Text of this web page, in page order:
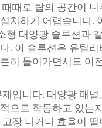
때로 탑의 공간이 너
치하기 어렵습니다.
형 태양광 솔루션과
. 이 솔루션은 유틸
히 들어가면서도 여
입니다. 태양광 패널
으로 작동하고 있는
장 나거나 효율이 떨